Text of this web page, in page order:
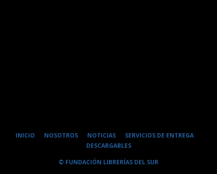
INICIO NOSOTROS NOTICIAS
SERVICIOS DE ENTREGA
DESCARGABLES
© FUNDACIÓN LIBRERÍAS DEL SUR